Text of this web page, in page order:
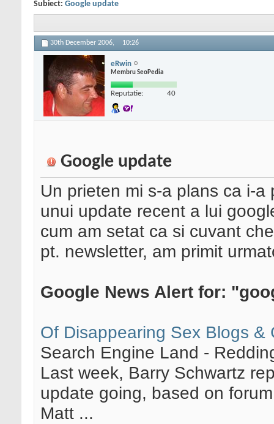
Subiect: Google update
30th December 2006, 10:26
eRwin
Membru SeoPedia
Reputatie: 40
Google update
Un prieten mi s-a plans ca i-
unui update recent a lui
cum am setat ca si cuvant
pt. newsletter, am primit
Google News Alert for:
Of Disappearing Sex Blogs &
Search Engine Land -
Last week, Barry Schwartz
update going, based on
Matt ...